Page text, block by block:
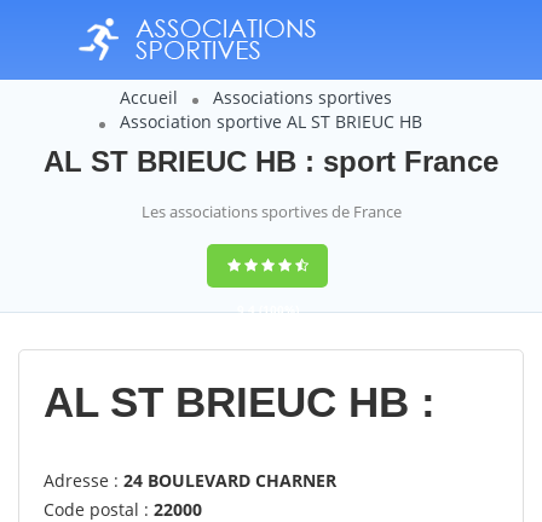
Accueil
Associations sportives
Association sportive AL ST BRIEUC HB
AL ST BRIEUC HB : sport France
Les associations sportives de France
9,4(100%)
14358votes
AL ST BRIEUC HB :
Adresse : 24 BOULEVARD CHARNER
Code postal : 22000